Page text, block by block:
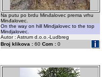
Na putu po brdu Minđalovec prema vrhu
Minđalovec.
On the way on hill Mindjalovec to the top
Mindjalovec.
Autor : Astrum d.o.o.-Ludbreg
Broj klikova :60 Com :0